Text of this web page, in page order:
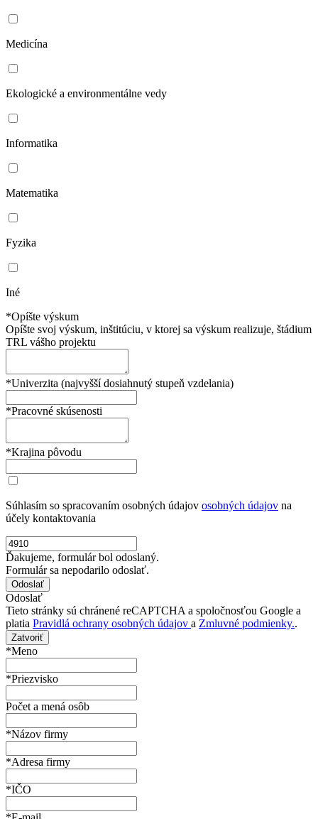
Medicína
Ekologické a environmentálne vedy
Informatika
Matematika
Fyzika
Iné
*Opíšte výskum
Opíšte svoj výskum, inštitúciu, v ktorej sa výskum realizuje, štádium
TRL vášho projektu
*Univerzita (najvyšší dosiahnutý stupeň vzdelania)
*Pracovné skúsenosti
*Krajina pôvodu
Súhlasím so spracovaním osobných údajov osobných údajov na
účely kontaktovania
Ďakujeme, formulár bol odoslaný.
Formulár sa nepodarilo odoslať.
Odoslať
Tieto stránky sú chránené reCAPTCHA a spoločnosťou Google a
platia Pravidlá ochrany osobných údajov a Zmluvné podmienky..
Zatvoriť
*Meno
*Priezvisko
Počet a mená osôb
*Názov firmy
*Adresa firmy
*IČO